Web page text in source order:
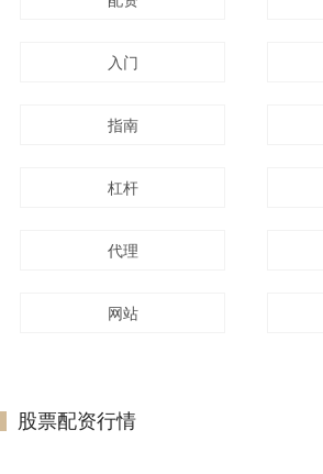
入门
指南
杠杆
代理
网站
股票配资行情